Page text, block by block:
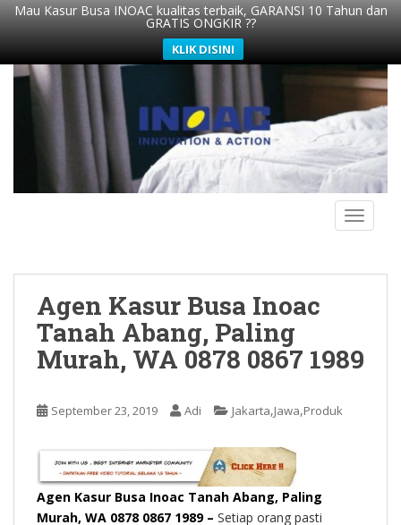
Mau Kasur Busa INOAC kualitas terbaik, GARANSI 10 Tahun dan
GRATIS ONGKIR ??
KLIK DISINI
Agen Kasur Busa Inoac
Tanah Abang, Paling
Murah, WA 0878 0867 1989
September 23, 2019 Adi Jakarta,Jawa,Produk
Agen Kasur Busa Inoac Tanah Abang, Paling
Murah, WA 0878 0867 1989 – Setiap orang pasti